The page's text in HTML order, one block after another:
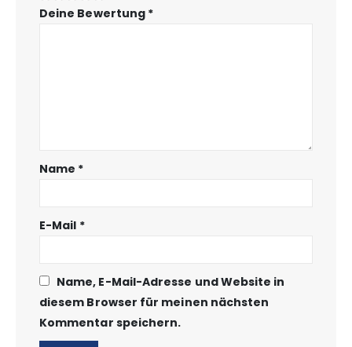
Deine Bewertung *
Name *
E-Mail *
Name, E-Mail-Adresse und Website in
diesem Browser für meinen nächsten
Kommentar speichern.